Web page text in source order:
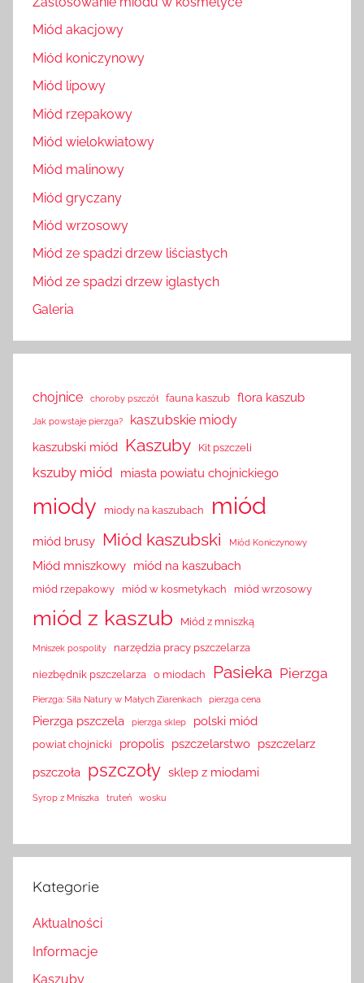
Miód akacjowy
Miód koniczynowy
Miód lipowy
Miód rzepakowy
Miód wielokwiatowy
Miód malinowy
Miód gryczany
Miód wrzosowy
Miód ze spadzi drzew liściastych
Miód ze spadzi drzew iglastych
Galeria
chojnice choroby pszczół fauna kaszub flora kaszub
Jak powstaje pierzga? kaszubskie miody
kaszubski miód Kaszuby Kit pszczeli
kszuby miód miasta powiatu chojnickiego
miody miody na kaszubach miód
miód brusy Miód kaszubski Miód Koniczynowy
Miód mniszkowy miód na kaszubach
miód rzepakowy miód w kosmetykach miód wrzosowy
miód z kaszub Miód z mniszką
Mniszek pospolity narzędzia pracy pszczelarza
niezbędnik pszczelarza o miodach Pasieka Pierzga
Pierzga: Siła Natury w Małych Ziarenkach pierzga cena
Pierzga pszczela pierzga sklep polski miód
powiat chojnicki propolis pszczelarstwo pszczelarz
pszczoła pszczoły sklep z miodami
Syrop z Mniszka truteń wosku
Kategorie
Aktualności
Informacje
Kaszuby